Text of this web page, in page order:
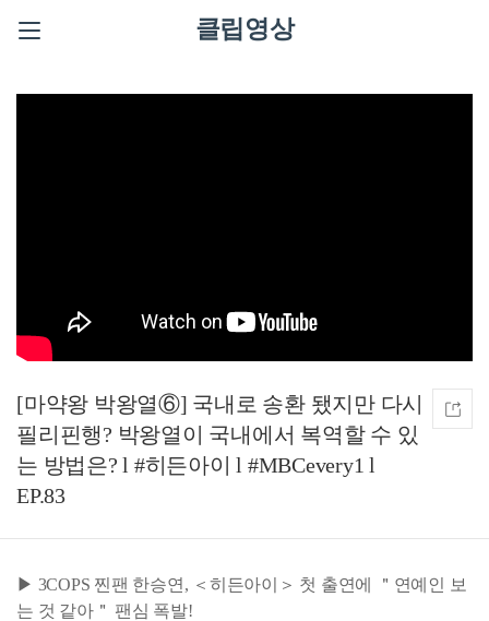
클립영상
[마약왕 박왕열⑥] 국내로 송환 됐지만 다시
필리핀행? 박왕열이 국내에서 복역할 수 있
는 방법은? l #히든아이 l #MBCevery1 l
EP.83
▶ 3COPS 찐팬 한승연, ＜히든아이＞ 첫 출연에 ＂연예인 보
는 것 같아＂ 팬심 폭발!